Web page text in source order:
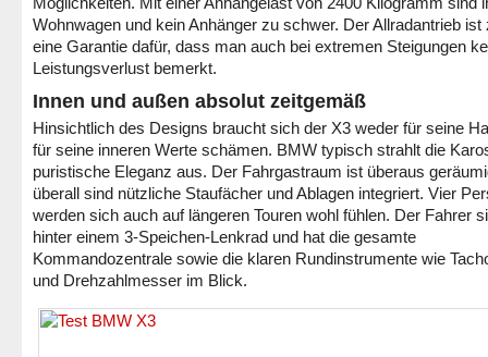
Wohnwagen und kein Anhänger zu schwer. Der Allradantrieb ist
eine Garantie dafür, dass man auch bei extremen Steigungen
Leistungsverlust bemerkt.
Innen und außen absolut zeitgemäß
Hinsichtlich des Designs braucht sich der X3 weder für seine
für seine inneren Werte schämen. BMW typisch strahlt die
puristische Eleganz aus. Der Fahrgastraum ist überaus
überall sind nützliche Staufächer und Ablagen integriert. Vier
werden sich auch auf längeren Touren wohl fühlen. Der Fahrer
hinter einem 3-Speichen-Lenkrad und hat die gesamte
Kommandozentrale sowie die klaren Rundinstrumente wie
und Drehzahlmesser im Blick.